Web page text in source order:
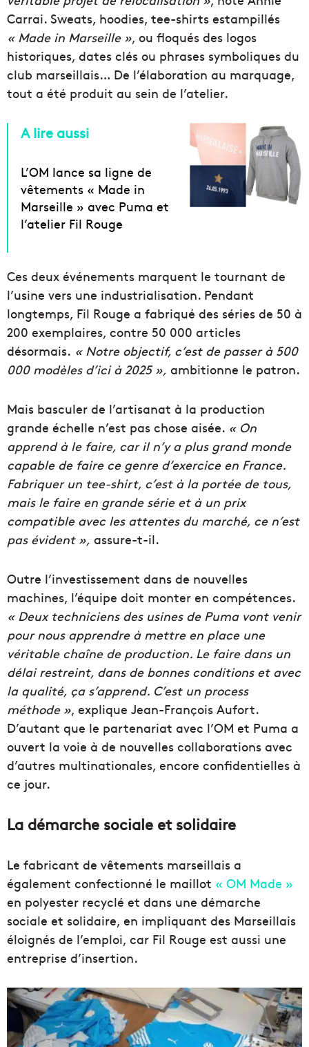
Carrai. Sweats, hoodies, tee-shirts estampillés
« Made in Marseille », ou floqués des logos
historiques, dates clés ou phrases symboliques du
club marseillais… De l’élaboration au marquage,
tout a été produit au sein de l’atelier.
A lire aussi
L’OM lance sa ligne de
vêtements « Made in
Marseille » avec Puma et
l’atelier Fil Rouge
Ces deux événements marquent le tournant de
l’usine vers une industrialisation. Pendant
longtemps, Fil Rouge a fabriqué des séries de 50 à
200 exemplaires, contre 50 000 articles
désormais. « Notre objectif, c’est de passer à 500
000 modèles d’ici à 2025 », ambitionne le patron.
Mais basculer de l’artisanat à la production
grande échelle n’est pas chose aisée. « On
apprend à le faire, car il n’y a plus grand monde
capable de faire ce genre d’exercice en France.
Fabriquer un tee-shirt, c’est à la portée de tous,
mais le faire en grande série et à un prix
compatible avec les attentes du marché, ce n’est
pas évident », assure-t-il.
Outre l’investissement dans de nouvelles
machines, l’équipe doit monter en compétences.
« Deux techniciens des usines de Puma vont venir
pour nous apprendre à mettre en place une
véritable chaîne de production. Le faire dans un
délai restreint, dans de bonnes conditions et avec
la qualité, ça s’apprend. C’est un process
méthode », explique Jean-François Aufort.
D’autant que le partenariat avec l’OM et Puma a
ouvert la voie à de nouvelles collaborations avec
d’autres multinationales, encore confidentielles à
ce jour.
La démarche sociale et solidaire
Le fabricant de vêtements marseillais a
également confectionné le maillot « OM Made »
en polyester recyclé et dans une démarche
sociale et solidaire, en impliquant des Marseillais
éloignés de l’emploi, car Fil Rouge est aussi une
entreprise d’insertion.